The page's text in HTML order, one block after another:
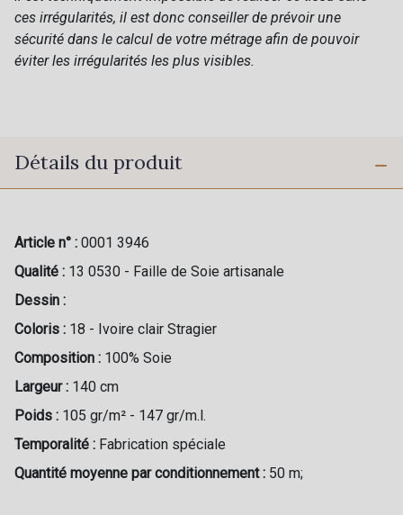
ces irrégularités, il est donc conseiller de prévoir une
sécurité dans le calcul de votre métrage afin de pouvoir
éviter les irrégularités les plus visibles.
Détails du produit
Article n° : 0001 3946
Qualité : 13 0530 - Faille de Soie artisanale
Dessin :
Coloris : 18 - Ivoire clair Stragier
Composition : 100% Soie
Largeur : 140 cm
Poids : 105 gr/m² - 147 gr/m.l.
Temporalité : Fabrication spéciale
Quantité moyenne par conditionnement : 50 m;